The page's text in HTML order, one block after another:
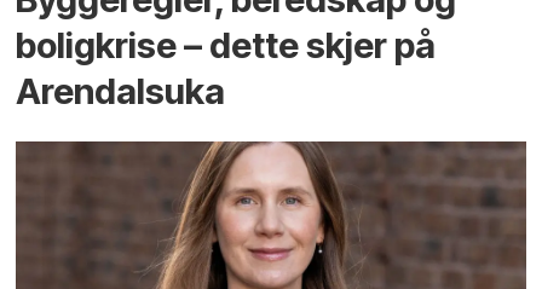
bolig­krise – dette skjer på
Arendals­uka